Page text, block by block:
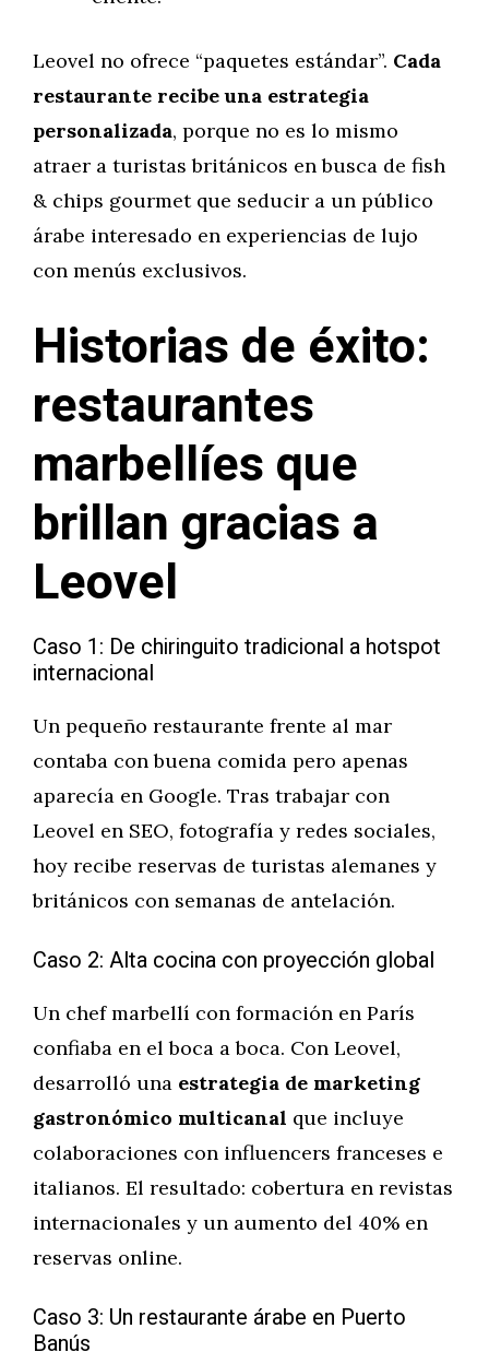
Leovel no ofrece “paquetes estándar”. Cada
restaurante recibe una estrategia
personalizada, porque no es lo mismo
atraer a turistas británicos en busca de fish
& chips gourmet que seducir a un público
árabe interesado en experiencias de lujo
con menús exclusivos.
Historias de éxito:
restaurantes
marbellíes que
brillan gracias a
Leovel
Caso 1: De chiringuito tradicional a hotspot
internacional
Un pequeño restaurante frente al mar
contaba con buena comida pero apenas
aparecía en Google. Tras trabajar con
Leovel en SEO, fotografía y redes sociales,
hoy recibe reservas de turistas alemanes y
británicos con semanas de antelación.
Caso 2: Alta cocina con proyección global
Un chef marbellí con formación en París
confiaba en el boca a boca. Con Leovel,
desarrolló una estrategia de marketing
gastronómico multicanal que incluye
colaboraciones con influencers franceses e
italianos. El resultado: cobertura en revistas
internacionales y un aumento del 40% en
reservas online.
Caso 3: Un restaurante árabe en Puerto
Banús